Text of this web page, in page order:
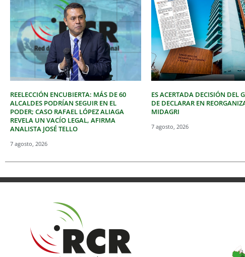
REELECCIÓN ENCUBIERTA: MÁS DE 60
ALCALDES PODRÍAN SEGUIR EN EL
PODER; CASO RAFAEL LÓPEZ ALIAGA
REVELA UN VACÍO LEGAL, AFIRMA
ANALISTA JOSÉ TELLO
7 agosto, 2026
ES ACERTADA DECISIÓN DEL
DE DECLARAR EN
MIDAGRI
7 agosto, 2026